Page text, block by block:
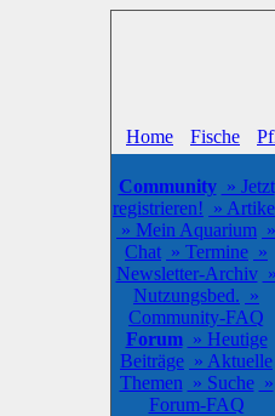
Home Fische
Community » Jetzt
registrieren! »
» Mein Aquarium »
Chat » Termine »
Newsletter-Archiv »
Nutzungsbed. »
Community-FAQ
Forum » Heutige
Beiträge » Aktuelle
Themen » Suche »
Forum-FAQ